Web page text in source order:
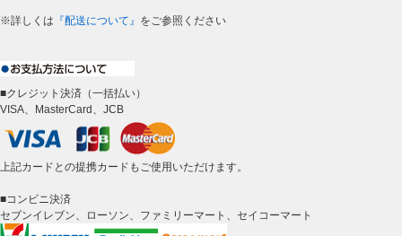
※詳しくは 『配送について』 をご参照ください
■クレジット決済（一括払い）
VISA、MasterCard、JCB
上記カードとの提携カードもご使用いただけます。
■コンビニ決済
セブンイレブン、ローソン、ファミリーマート、セイコーマート